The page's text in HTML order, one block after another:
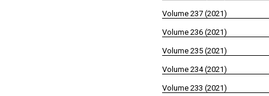
Volume 237 (2021)
Volume 236 (2021)
Volume 235 (2021)
Volume 234 (2021)
Volume 233 (2021)